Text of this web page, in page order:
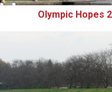
Olympic Hopes